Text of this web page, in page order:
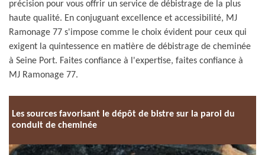
précision pour vous offrir un service de débistrage de la plus
haute qualité. En conjuguant excellence et accessibilité, MJ
Ramonage 77 s'impose comme le choix évident pour ceux qui
exigent la quintessence en matière de débistrage de cheminée
à Seine Port. Faites confiance à l'expertise, faites confiance à
MJ Ramonage 77.
Les sources favorisant le dépôt de bistre sur la paroi du
conduit de cheminée